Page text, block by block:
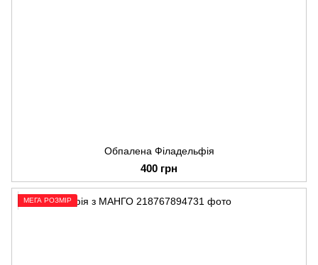
Обпалена Філадельфія
400 грн
МЕГА РОЗМІР